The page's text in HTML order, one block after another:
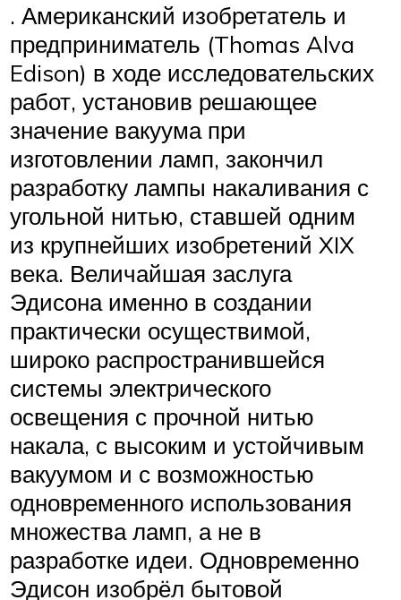
. Американский изобретатель и
предприниматель (Thomas Alva
Edison) в ходе исследовательских
работ, установив решающее
значение вакуума при
изготовлении ламп, закончил
разработку лампы накаливания с
угольной нитью, ставшей одним
из крупнейших изобретений XIX
века. Величайшая заслуга
Эдисона именно в создании
практически осуществимой,
широко распространившейся
системы электрического
освещения с прочной нитью
накала, с высоким и устойчивым
вакуумом и с возможностью
одновременного использования
множества ламп, а не в
разработке идеи. Одновременно
Эдисон изобрёл бытовой